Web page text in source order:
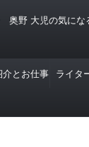
奥野 大児の気にな
とお仕事 ライタ